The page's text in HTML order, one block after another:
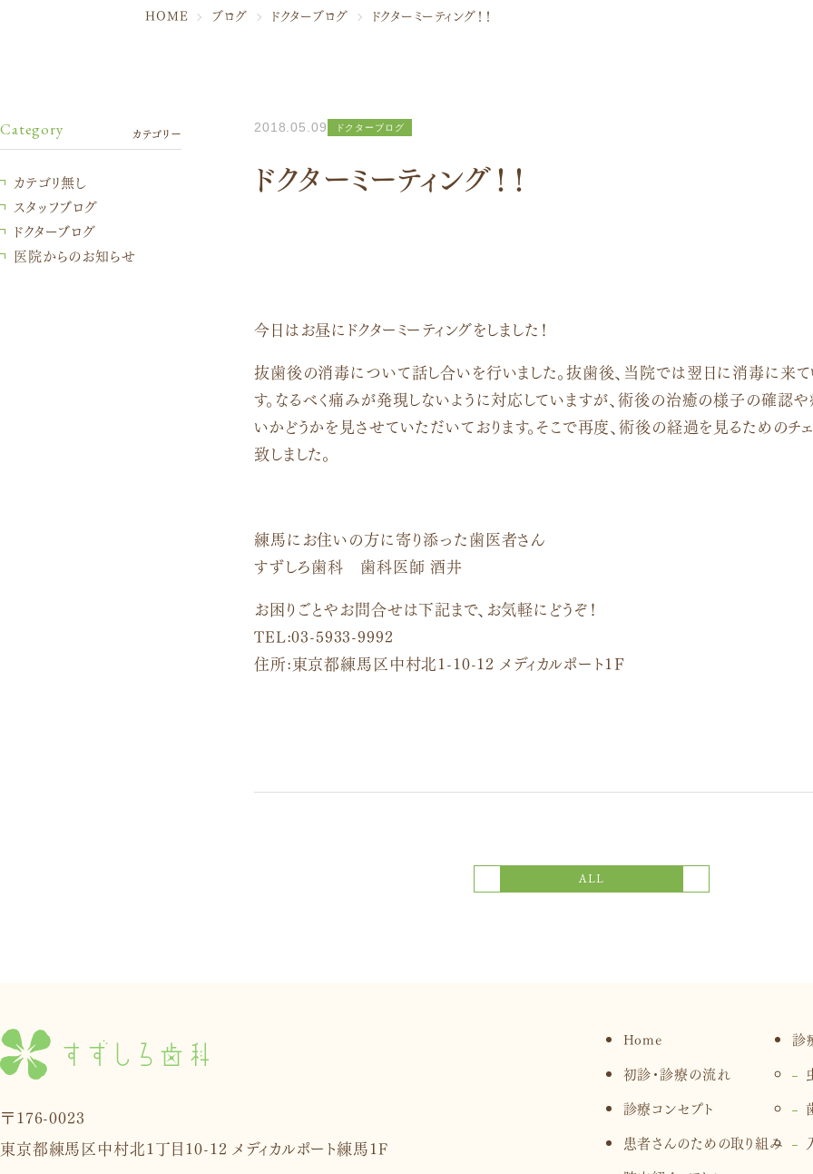
HOME ブログ ドクターブログ ドクターミーティング！！
2018.05.09 ドクターブログ
ドクターミーティング！！
今日はお昼にドクターミーティングをしました！
抜歯後の消毒について話し合いを行いました。抜歯後、当院では翌日に消毒に来て
す。なるべく痛みが発現しないように対応していますが、術後の治癒の様子の確認
いかどうかを見させていただいております。そこで再度、術後の経過を見るためのチ
致しました。
練馬にお住いの方に寄り添った歯医者さん
すずしろ歯科 歯科医師 酒井
お困りごとやお問合せは下記まで、お気軽にどうぞ！
TEL:03-5933-9992
住所:東京都練馬区中村北1-10-12 メディカルポート1Ｆ
ALL
Category カテゴリー
カテゴリ無し
スタッフブログ
ドクターブログ
医院からのお知らせ
〒176-0023
東京都練馬区中村北1丁目10-12 メディカルポート練馬1F
Home
初診・診療の流れ
診療コンセプト
患者さんのための取り組み
診